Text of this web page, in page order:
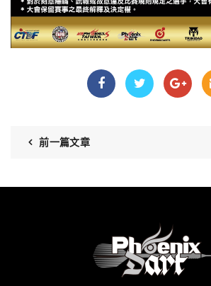
前一篇文章